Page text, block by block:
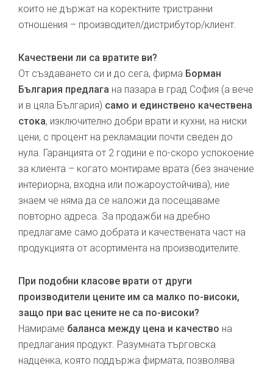
които не държат на коректните тристранни
отношения – производител/дистрибутор/клиент.
Качествени ли са вратите ви?
От създаването си и до сега, фирма Борман
България предлага на пазара в град София (а вече
и в цяла България) само и единствено качествена
стока, изключително добри врати и кухни, на ниски
цени, с процент на рекламации почти сведен до
нула. Гаранцията от 2 години е по-скоро успокоение
за клиента – когато монтираме врата (без значение
интериорна, входна или пожароустойчива), ние
знаем че няма да се наложи да посещаваме
повторно адреса. За продажби на дребно
предлагаме само добрата и качествената част на
продукцията от асортимента на производителите.
При подобни класове врати от други
производители цените им са малко по-високи,
защо при вас цените не са по-високи?
Намираме баланса между цена и качество на
предлагания продукт. Разумната търговска
надценка, която поддържа фирмата, позволява